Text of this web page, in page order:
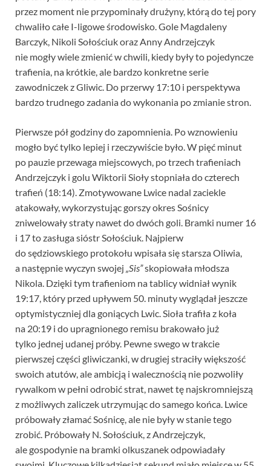
przez moment nie przypominały drużyny, którą do tej pory
chwaliło całe I-ligowe środowisko. Gole Magdaleny
Barczyk, Nikoli Sołościuk oraz Anny Andrzejczyk
nie mogły wiele zmienić w chwili, kiedy były to pojedyncze
trafienia, na krótkie, ale bardzo konkretne serie
zawodniczek z Gliwic. Do przerwy 17:10 i perspektywa
bardzo trudnego zadania do wykonania po zmianie stron.
Pierwsze pół godziny do zapomnienia. Po wznowieniu
mogło być tylko lepiej i rzeczywiście było. W pięć minut
po pauzie przewaga miejscowych, po trzech trafieniach
Andrzejczyk i golu Wiktorii Sioły stopniała do czterech
trafień (18:14). Zmotywowane Lwice nadal zaciekle
atakowały, wykorzystując gorszy okres Sośnicy
zniwelowały straty nawet do dwóch goli. Bramki numer 16
i 17 to zasługa sióstr Sołościuk. Najpierw
do sędziowskiego protokołu wpisała się starsza Oliwia,
a następnie wyczyn swojej „Sis”skopiowała młodsza
Nikola. Dzięki tym trafieniom na tablicy widniał wynik
19:17, który przed upływem 50. minuty wyglądał jeszcze
optymistyczniej dla goniących Lwic. Sioła trafiła z koła
na 20:19 i do upragnionego remisu brakowało już
tylko jednej udanej próby. Pewne swego w trakcie
pierwszej części gliwiczanki, w drugiej straciły większość
swoich atutów, ale ambicją i walecznością nie pozwoliły
rywalkom w pełni odrobić strat, nawet tę najskromniejszą
z możliwych zaliczek utrzymując do samego końca. Lwice
próbowały złamać Sośnicę, ale nie były w stanie tego
zrobić. Próbowały N. Sołościuk, z Andrzejczyk,
ale gospodynie na bramki olkuszanek odpowiadały